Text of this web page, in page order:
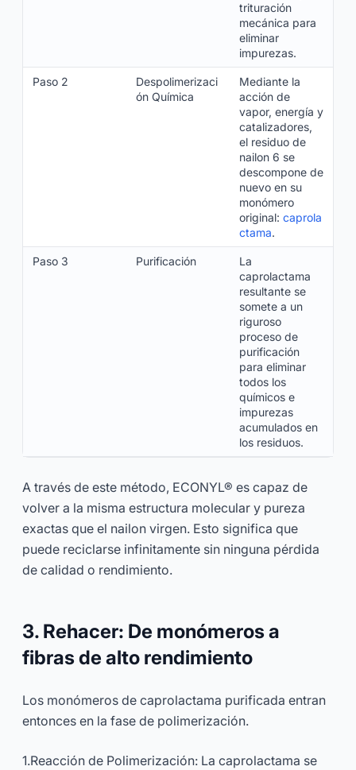
trituración
mecánica para
eliminar
impurezas.
Paso 2
Despolimerizaci
ón Química
Mediante la
acción de
vapor, energía y
catalizadores,
el residuo de
nailon 6 se
descompone de
nuevo en su
monómero
original: caprola
ctama.
Paso 3 Purificación
La
caprolactama
resultante se
somete a un
riguroso
proceso de
purificación
para eliminar
todos los
químicos e
impurezas
acumulados en
los residuos.
A través de este método, ECONYL® es capaz de
volver a la misma estructura molecular y pureza
exactas que el nailon virgen. Esto significa que
puede reciclarse infinitamente sin ninguna pérdida
de calidad o rendimiento.
3. Rehacer: De monómeros a
fibras de alto rendimiento
Los monómeros de caprolactama purificada entran
entonces en la fase de polimerización.
1.Reacción de Polimerización: La caprolactama se